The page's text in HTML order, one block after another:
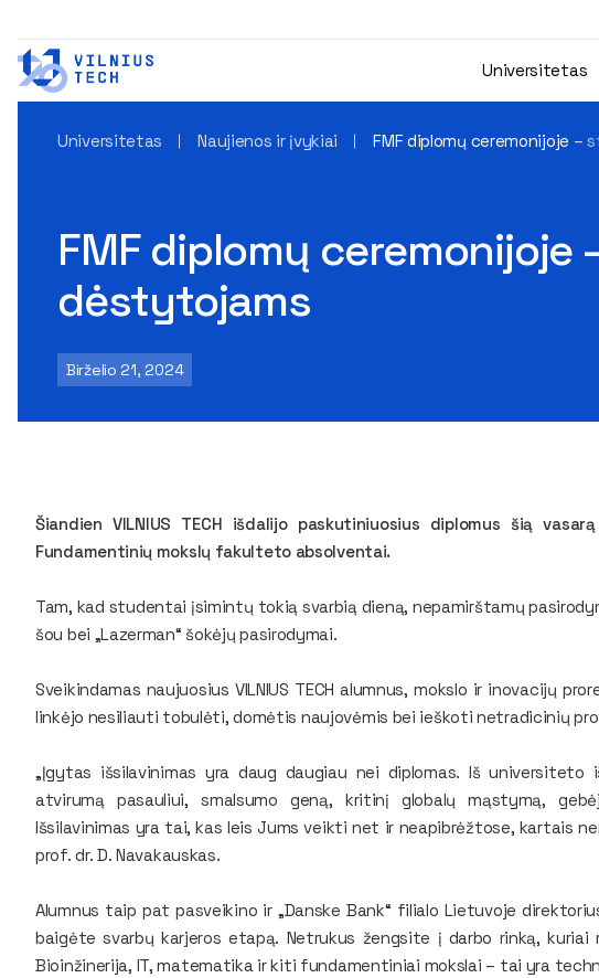
Universitetas
Universitetas Naujienos ir įvykiai FMF diplomų ceremonijoje –
FMF diplomų
dėstytojams
Birželio 21, 2024
Šiandien VILNIUS TECH išdalijo paskutiniuosius diplomus šią
Fundamentinių mokslų fakulteto absolventai.
Tam, kad studentai įsimintų tokią svarbią dieną, nepamirštamų
šou bei „Lazerman“ šokėjų pasirodymai.
Sveikindamas naujuosius VILNIUS TECH alumnus, mokslo ir inovacijų
linkėjo nesiliauti tobulėti, domėtis naujovėmis bei ieškoti netradicinių
„Įgytas išsilavinimas yra daug daugiau nei diplomas. Iš
atvirumą pasauliui, smalsumo geną, kritinį globalų mąstymą,
Išsilavinimas yra tai, kas leis Jums veikti net ir neapibrėžtose, kartais
prof. dr. D. Navakauskas.
Alumnus taip pat pasveikino ir „Danske Bank“ filialo Lietuvoje
baigėte svarbų karjeros etapą. Netrukus žengsite į darbo rinką,
Bioinžinerija, IT, matematika ir kiti fundamentiniai mokslai – tai yra